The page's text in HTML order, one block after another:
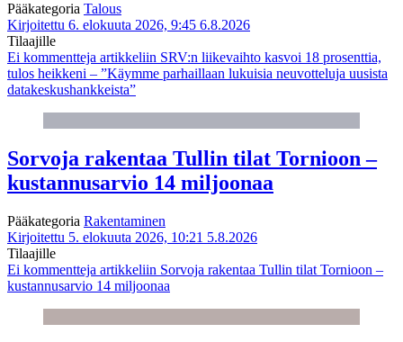
Pääkategoria Talous
Kirjoitettu 6. elokuuta 2026, 9:45 6.8.2026
Tilaajille
Ei kommentteja artikkeliin SRV:n liikevaihto kasvoi 18 prosenttia,
tulos heikkeni – ”Käymme parhaillaan lukuisia neuvotteluja uusista
datakeskushankkeista”
Sorvoja rakentaa Tullin tilat Tornioon –
kustannusarvio 14 miljoonaa
Pääkategoria Rakentaminen
Kirjoitettu 5. elokuuta 2026, 10:21 5.8.2026
Tilaajille
Ei kommentteja artikkeliin Sorvoja rakentaa Tullin tilat Tornioon –
kustannusarvio 14 miljoonaa